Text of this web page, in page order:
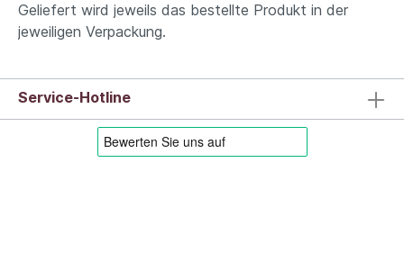
Geliefert wird jeweils das bestellte Produkt in der
jeweiligen Verpackung.
Service-Hotline